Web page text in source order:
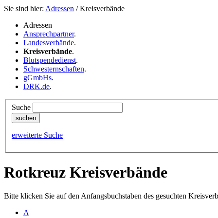
Sie sind hier: Adressen / Kreisverbände
Adressen
Ansprechpartner.
Landesverbände.
Kreisverbände.
Blutspendedienst.
Schwesternschaften.
gGmbHs.
DRK.de.
Suche
erweiterte Suche
Rotkreuz Kreisverbände
Bitte klicken Sie auf den Anfangsbuchstaben des gesuchten
A